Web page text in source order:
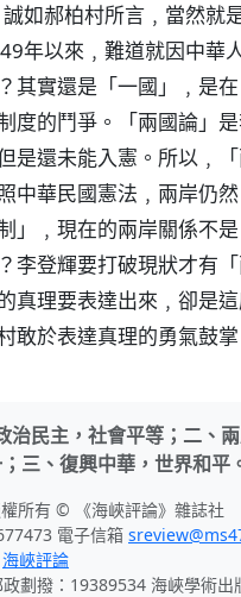
如郝柏村所言﹐當然就
年以來﹐難道就因中華
其實還是「一國」﹐是
度的鬥爭。「兩國論」
是還未能入憲。所以﹐
中華民國憲法﹐兩岸仍然
」﹐現在的兩岸關係不
李登輝要打破現狀才有
真理要表達出來﹐卻是
敢於表達真理的勇氣鼓
治民主，社會平等；二、
三、復興中華，世界和平
所有 © 《海峽評論》雜誌社
電子信箱
海峽評論
劃撥：19389534 海峽學術出